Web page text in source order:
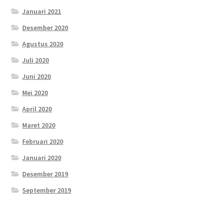
Januari 2021
Desember 2020
Agustus 2020
Juli 2020
Juni 2020
Mei 2020
April 2020
Maret 2020
Februari 2020
Januari 2020
Desember 2019
September 2019